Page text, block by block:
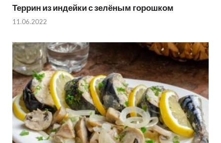
Террин из индейки с зелёным горошком
11.06.2022